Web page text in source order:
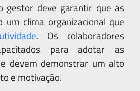
gestor deve garantir que as
um clima organizacional que
. Os colaboradores
para adotar as
devem demonstrar um alto
e motivação.